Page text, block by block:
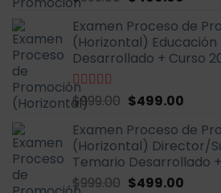
con
5
original
era:
$999.00.
actual
es:
Examen Proceso de
(Horizontal)
Desarrollado + Curso
Valorado
con
5
$999.00 El
original
era:
$999.00.
$499.00El
actual
es:
Examen Proceso de
(Horizontal) Director/
Temario Desarrollado
$999.00 El
$499.00El